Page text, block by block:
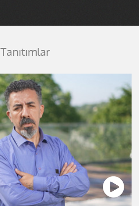
Tanıtımlar